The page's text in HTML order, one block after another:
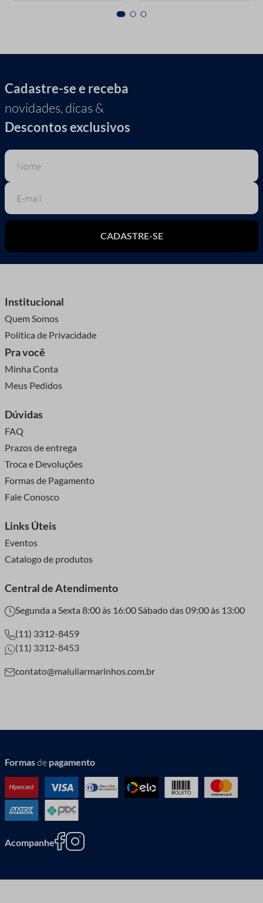
Cadastre-se e receba
novidades, dicas &
Descontos exclusivos
CADASTRE-SE
Institucional
Quem Somos
Política de Privacidade
Pra você
Minha Conta
Meus Pedidos
Dúvidas
FAQ
Prazos de entrega
Troca e Devoluções
Formas de Pagamento
Fale Conosco
Links Úteis
Eventos
Catalogo de produtos
Central de Atendimento
Segunda a Sexta 8:00 às 16:00 Sábado das 09:00 às 13:00
(11) 3312-8459
(11) 3312-8453
contato@maluliarmarinhos.com.br
Formasde pagamento
Acompanhe